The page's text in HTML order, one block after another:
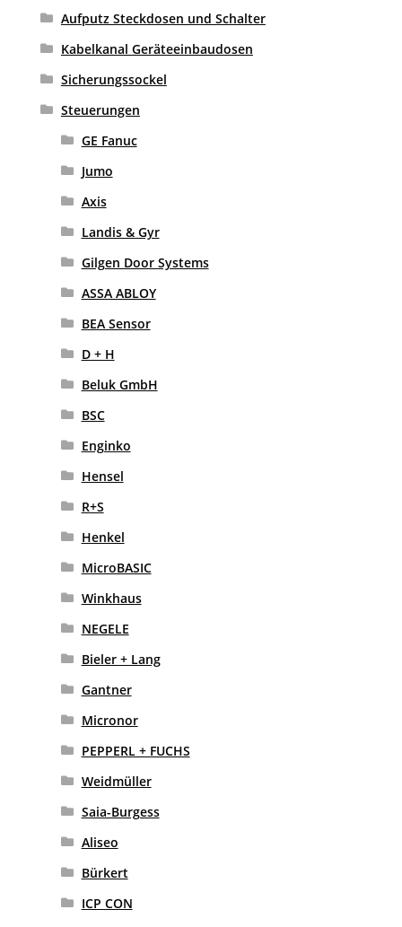
Aufputz Steckdosen und Schalter
Kabelkanal Geräteeinbaudosen
Sicherungssockel
Steuerungen
GE Fanuc
Jumo
Axis
Landis & Gyr
Gilgen Door Systems
ASSA ABLOY
BEA Sensor
D + H
Beluk GmbH
BSC
Enginko
Hensel
R+S
Henkel
MicroBASIC
Winkhaus
NEGELE
Bieler + Lang
Gantner
Micronor
PEPPERL + FUCHS
Weidmüller
Saia-Burgess
Aliseo
Bürkert
ICP CON